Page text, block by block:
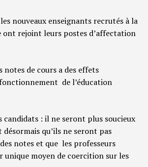
nouveaux enseignants recrutés à la
rejoint leurs postes d’affectation
notes de cours a des effets
de l’éducation
: il ne seront plus soucieux
désormais qu’ils ne seront pas
notes et que les professeurs
unique moyen de coercition sur les